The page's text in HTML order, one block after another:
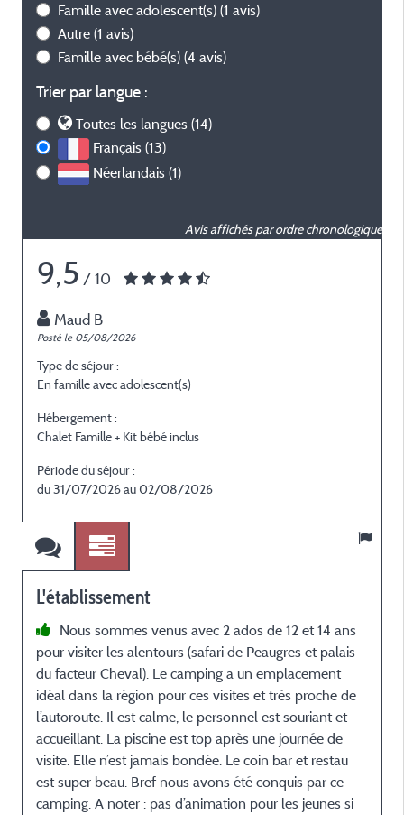
Famille avec adolescent(s) (1 avis)
Autre (1 avis)
Famille avec bébé(s) (4 avis)
Trier par langue :
Toutes les langues (14)
Français (13)
Néerlandais (1)
Avis affichés par ordre chronologique
9,5 / 10
Maud B
Posté le 05/08/2026
Type de séjour :
En famille avec adolescent(s)
Hébergement :
Chalet Famille + Kit bébé inclus
Période du séjour :
du 31/07/2026 au 02/08/2026
L'établissement
Nous sommes venus avec 2 ados de 12 et 14 ans
pour visiter les alentours (safari de Peaugres et palais
du facteur Cheval). Le camping a un emplacement
idéal dans la région pour ces visites et très proche de
l’autoroute. Il est calme, le personnel est souriant et
accueillant. La piscine est top après une journée de
visite. Elle n’est jamais bondée. Le coin bar et restau
est super beau. Bref nous avons été conquis par ce
camping. A noter : pas d’animation pour les jeunes si